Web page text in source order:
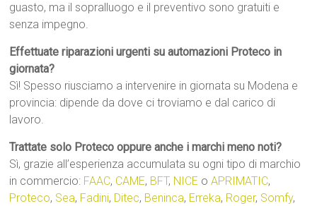
guasto, ma il sopralluogo e il preventivo sono gratuiti e
senza impegno.
Effettuate riparazioni urgenti su automazioni Proteco in
giornata?
Sì! Spesso riusciamo a intervenire in giornata su Modena e
provincia: dipende da dove ci troviamo e dal carico di
lavoro.
Trattate solo Proteco oppure anche i marchi meno noti?
Sì, grazie all’esperienza accumulata su ogni tipo di marchio
in commercio: FAAC, CAME, BFT, NICE oAPRIMATIC,
Proteco, Sea, Fadini, Ditec, Beninca, Erreka, Roger, Somfy,